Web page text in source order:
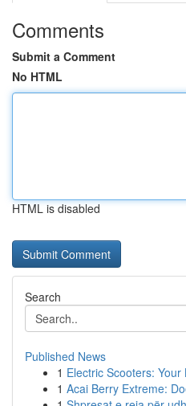
Comments
Submit a Comment
No HTML
HTML is disabled
Search
Published News
1 Electric Scooters:
1 Acai Berry Extreme: